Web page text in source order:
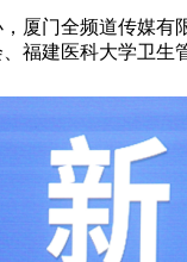
厦门全频道传媒有
福建医科大学卫生